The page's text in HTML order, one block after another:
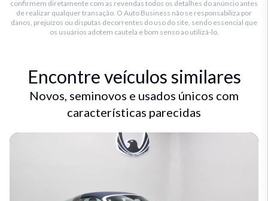
confirmem diretamente com as revendas todos os detalhes do anúncio antes
de realizar qualquer transação. O Auto Business não se responsabiliza por
danos, prejuízos ou disputas decorrentes do uso do site, sendo essencial que
os usuários adotem cautela e bom senso ao utilizá-lo.
Encontre veículos similares
Novos, seminovos e usados únicos com
características parecidas